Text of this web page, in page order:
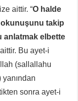
aittir. “O halde
takip
anlatmak elbette
Bu ayet-i
(sallallahu
sonra ayet-i